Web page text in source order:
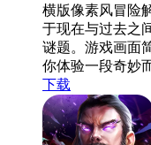
横版像素风冒险
于现在与过去之
谜题。游戏画面
你体验一段奇妙
下载